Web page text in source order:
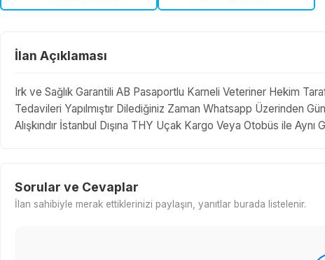
İlan Açıklaması
Irk ve Sağlık Garantili AB Pasaportlu Karneli Veteriner Hekim
Tedavileri Yapılmıştır Dilediğiniz Zaman Whatsapp Üzerinden
Alışkındır İstanbul Dışına THY Uçak Kargo Veya Otobüs ile Aynı
Sorular ve Cevaplar
İlan sahibiyle merak ettiklerinizi paylaşın, yanıtlar burada listelenir.